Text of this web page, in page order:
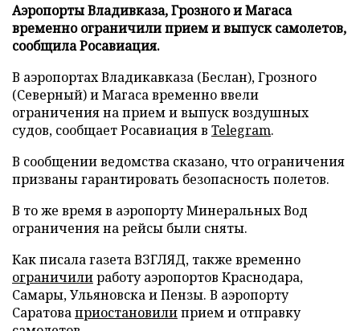
Аэропорты Владивказа, Грозного и Магаса
временно ограничили прием и выпуск самолетов,
сообщила Росавиация.
В аэропортах Владикавказа (Беслан), Грозного
(Северный) и Магаса временно ввели
ограничения на прием и выпуск воздушных
судов, сообщает Росавиация в Telegram.
В сообщении ведомства сказано, что ограничения
призваны гарантировать безопасность полетов.
В то же время в аэропорту Минеральных Вод
ограничения на рейсы были сняты.
Как писала газета ВЗГЛЯД, также временно
ограничилиработу аэропортов Краснодара,
Самары, Ульяновска и Пензы. В аэропорту
Саратоваприостановилиприем и отправку